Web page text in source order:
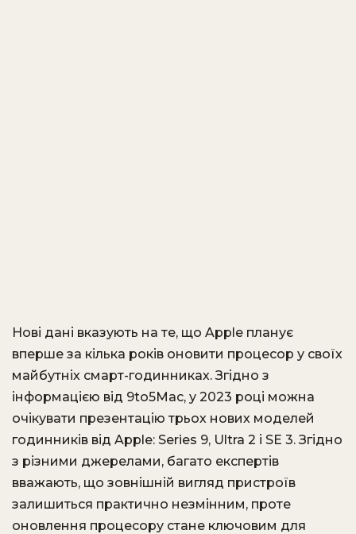
Нові дані вказують на те, що Apple планує
вперше за кілька років оновити процесор у своїх
майбутніх смарт-годинниках. Згідно з
інформацією від 9to5Mac, у 2023 році можна
очікувати презентацію трьох нових моделей
годинників від Apple: Series 9, Ultra 2 і SE 3. Згідно
з різними джерелами, багато експертів
вважають, що зовнішній вигляд пристроїв
залишиться практично незмінним, проте
оновлення процесору стане ключовим для